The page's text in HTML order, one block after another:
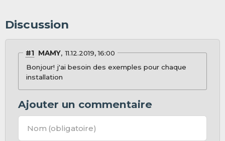
Discussion
#1 MAMY 11.12.2019, 16:00
Bonjour! j'ai besoin des exemples pour chaque
installation
Ajouter un commentaire
Nom (obligatoire)